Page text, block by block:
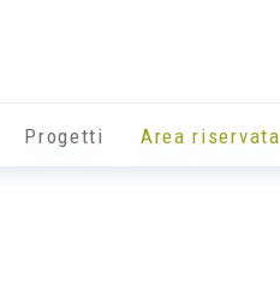
Progetti Area riservata